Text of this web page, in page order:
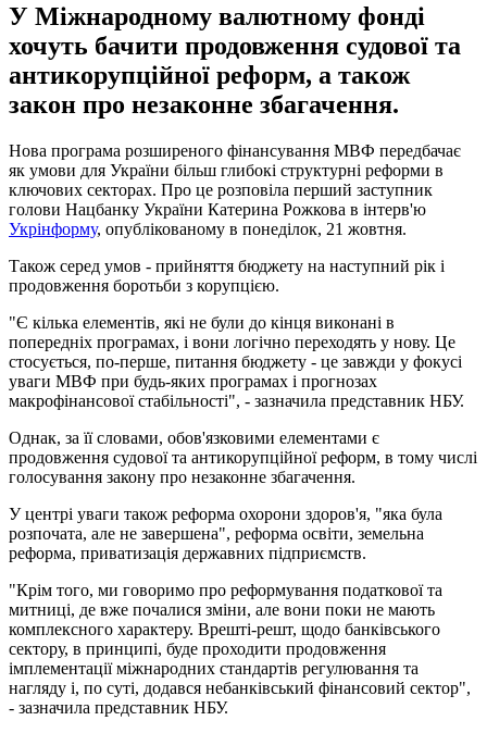
У Міжнародному валютному фонді
хочуть бачити продовження судової та
антикорупційної реформ, а також
закон про незаконне збагачення.
Нова програма розширеного фінансування МВФ передбачає
як умови для України більш глибокі структурні реформи в
ключових секторах. Про це розповіла перший заступник
голови Нацбанку України Катерина Рожкова в інтерв'ю
Укрінформу, опублікованому в понеділок, 21 жовтня.
Також серед умов - прийняття бюджету на наступний рік і
продовження боротьби з корупцією.
"Є кілька елементів, які не були до кінця виконані в
попередніх програмах, і вони логічно переходять у нову. Це
стосується, по-перше, питання бюджету - це завжди у фокусі
уваги МВФ при будь-яких програмах і прогнозах
макрофінансової стабільності", - зазначила представник НБУ.
Однак, за її словами, обов'язковими елементами є
продовження судової та антикорупційної реформ, в тому числі
голосування закону про незаконне збагачення.
У центрі уваги також реформа охорони здоров'я, "яка була
розпочата, але не завершена", реформа освіти, земельна
реформа, приватизація державних підприємств.
"Крім того, ми говоримо про реформування податкової та
митниці, де вже почалися зміни, але вони поки не мають
комплексного характеру. Врешті-решт, щодо банківського
сектору, в принципі, буде проходити продовження
імплементації міжнародних стандартів регулювання та
нагляду і, по суті, додався небанківський фінансовий сектор",
- зазначила представник НБУ.